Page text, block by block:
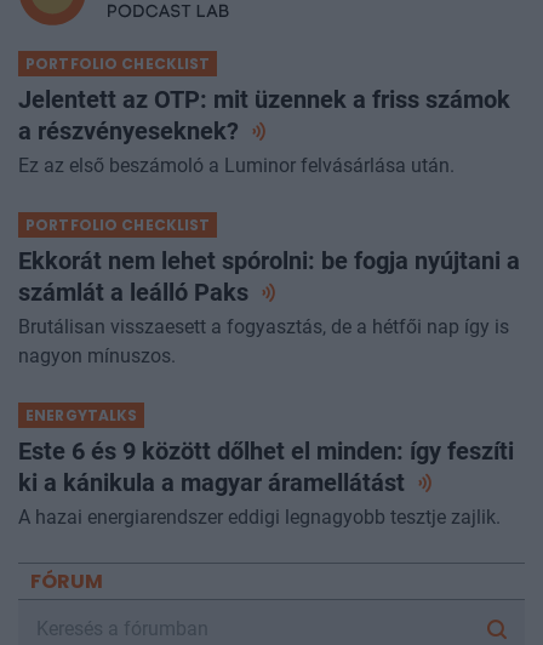
PORTFOLIO CHECKLIST
Jelentett az OTP: mit üzennek a friss számok
a részvényeseknek?
Ez az első beszámoló a Luminor felvásárlása után.
PORTFOLIO CHECKLIST
Ekkorát nem lehet spórolni: be fogja nyújtani a
számlát a leálló Paks
Brutálisan visszaesett a fogyasztás, de a hétfői nap így is
nagyon mínuszos.
ENERGYTALKS
Este 6 és 9 között dőlhet el minden: így feszíti
ki a kánikula a magyar áramellátást
A hazai energiarendszer eddigi legnagyobb tesztje zajlik.
FÓRUM